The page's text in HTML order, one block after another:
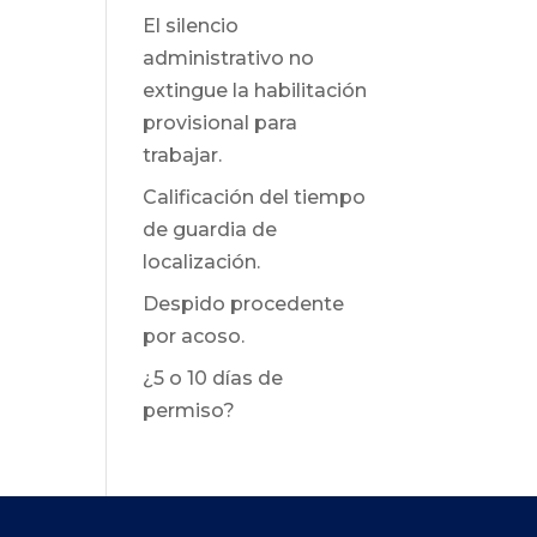
El silencio
administrativo no
extingue la habilitación
provisional para
trabajar.
Calificación del tiempo
de guardia de
localización.
Despido procedente
por acoso.
¿5 o 10 días de
permiso?